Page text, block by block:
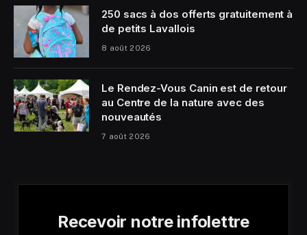
250 sacs à dos offerts gratuitement à
de petits Lavallois
8 août 2026
Le Rendez-Vous Canin est de retour
au Centre de la nature avec des
nouveautés
7 août 2026
Recevoir notre infolettre